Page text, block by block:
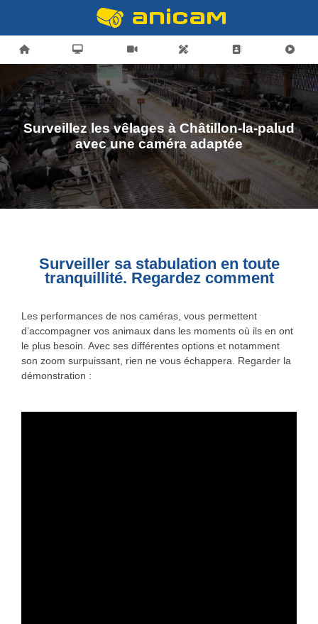
Surveillez les vêlages à Châtillon-la-palud
avec une caméra adaptée
Surveiller sa stabulation en toute
tranquillité. Regardez comment
Les performances de nos caméras, vous permettent
d’accompagner vos animaux dans les moments où ils en ont
le plus besoin. Avec ses différentes options et notamment
son zoom surpuissant, rien ne vous échappera. Regarder la
démonstration :